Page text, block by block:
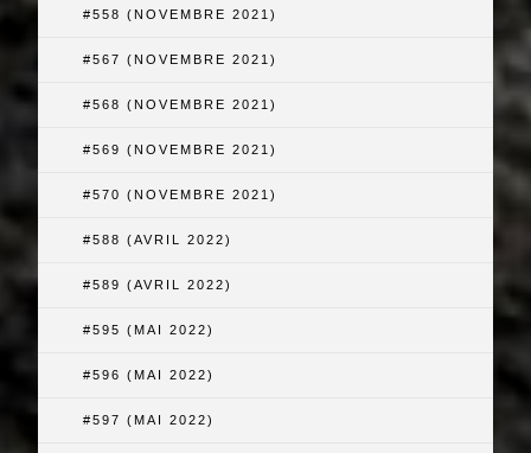
#558 (NOVEMBRE 2021)
#567 (NOVEMBRE 2021)
#568 (NOVEMBRE 2021)
#569 (NOVEMBRE 2021)
#570 (NOVEMBRE 2021)
#588 (AVRIL 2022)
#589 (AVRIL 2022)
#595 (MAI 2022)
#596 (MAI 2022)
#597 (MAI 2022)